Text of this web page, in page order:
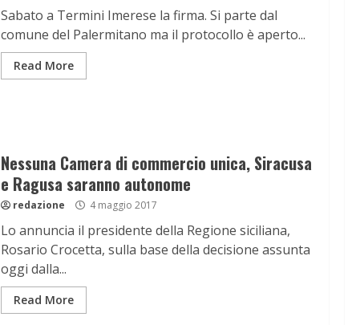
Sabato a Termini Imerese la firma. Si parte dal
comune del Palermitano ma il protocollo è aperto...
Read More
Nessuna Camera di commercio unica, Siracusa
e Ragusa saranno autonome
redazione 4 maggio 2017
Lo annuncia il presidente della Regione siciliana,
Rosario Crocetta, sulla base della decisione assunta
oggi dalla...
Read More